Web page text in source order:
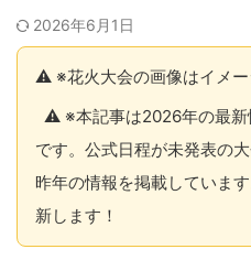
2026年6月1日
⚠️ ※花火大会の画像はイメー
⚠️ ※本記事は2026年の最新
です。公式日程が未発表の
昨年の情報を掲載していま
新します！